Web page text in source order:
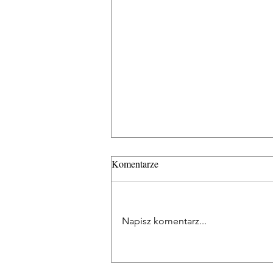
Komentarze
Napisz komentarz...